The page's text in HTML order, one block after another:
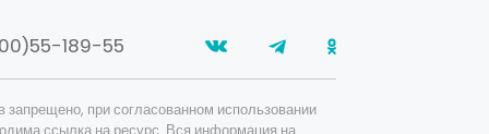
189-55
запрещено, при согласованном использовании